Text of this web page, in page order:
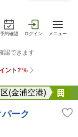
予約確認 ログイン メニュー
(金浦空港)
ーク